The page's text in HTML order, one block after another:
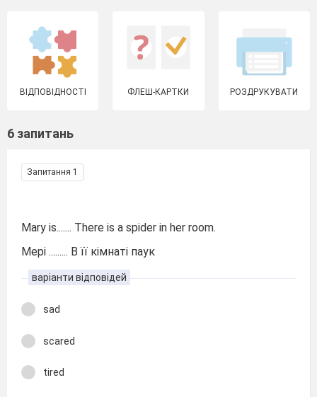
ВІДПОВІДНОСТІ ФЛЕШ-КАРТКИ РОЗДРУКУВАТИ
6 запитань
Запитання 1
Mary is....... There is a spider in her room.
Mері ......... В її кімнаті паук
варіанти відповідей
sad
scared
tired